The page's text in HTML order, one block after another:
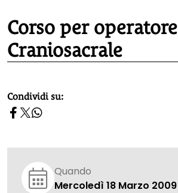
Corso per operatore
Craniosacrale
homepage h2
Condividi su:
Quando
Mercoledì 18 Marzo 2009